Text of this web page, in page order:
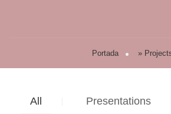
Portada »
All Presentations